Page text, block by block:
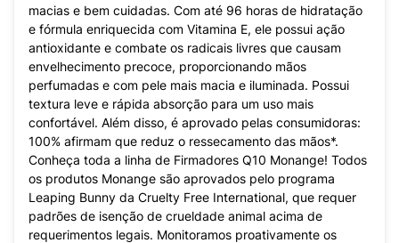
macias e bem cuidadas. Com até 96 horas de hidratação
e fórmula enriquecida com Vitamina E, ele possui ação
antioxidante e combate os radicais livres que causam
envelhecimento precoce, proporcionando mãos
perfumadas e com pele mais macia e iluminada. Possui
textura leve e rápida absorção para um uso mais
confortável. Além disso, é aprovado pelas consumidoras:
100% afirmam que reduz o ressecamento das mãos*.
Conheça toda a linha de Firmadores Q10 Monange! Todos
os produtos Monange são aprovados pelo programa
Leaping Bunny da Cruelty Free International, que requer
padrões de isenção de crueldade animal acima de
requerimentos legais. Monitoramos proativamente os